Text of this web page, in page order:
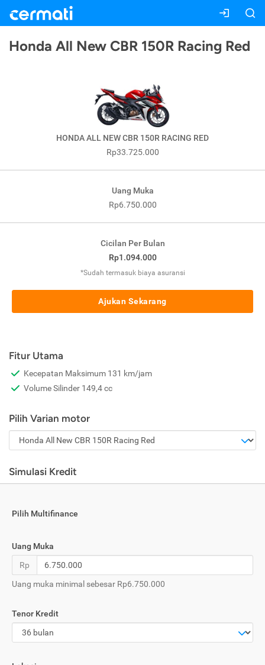
Honda All New CBR 150R Racing Red
HONDA ALL NEW CBR 150R RACING RED
Rp33.725.000
Uang Muka
Rp6.750.000
Cicilan Per Bulan
Rp1.094.000
*Sudah termasuk biaya asuransi
Ajukan Sekarang
Fitur Utama
Kecepatan Maksimum 131 km/jam
Volume Silinder 149,4 cc
Pilih Varian motor
Simulasi Kredit
Pilih Multifinance
Uang Muka
Rp
Uang muka minimal sebesar Rp6.750.000
Tenor Kredit